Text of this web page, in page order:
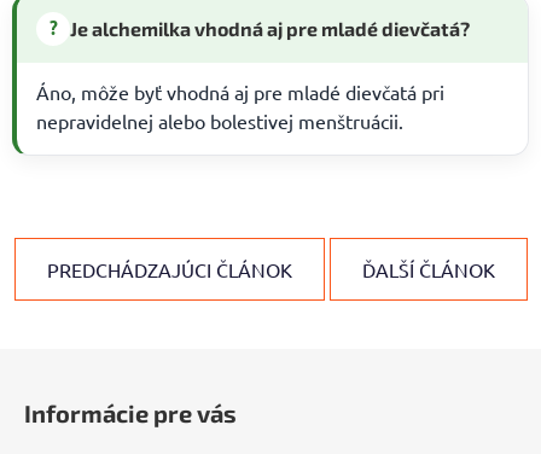
? Je alchemilka vhodná aj pre mladé dievčatá?
Áno, môže byť vhodná aj pre mladé dievčatá pri
nepravidelnej alebo bolestivej menštruácii.
PREDCHÁDZAJÚCI ČLÁNOK ĎALŠÍ ČLÁNOK
Informácie pre vás